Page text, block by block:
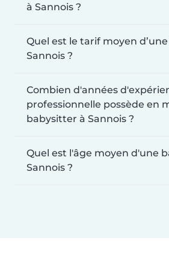
à Sannois ?
Quel est le tarif moyen
Sannois ?
Combien d'années
professionnelle possède en
babysitter à Sannois ?
Quel est l'âge moyen d'une
Sannois ?